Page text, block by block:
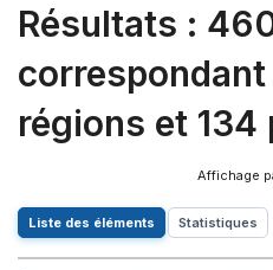
Résultats :
correspondant
régions et 134
Liste des éléments Statistiques